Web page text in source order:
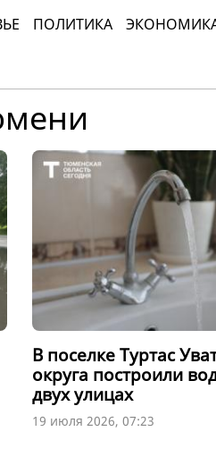
ПОЛИТИКА
В поселке Туртас
округа построили
двух улицах
19 июля 2026, 07:23